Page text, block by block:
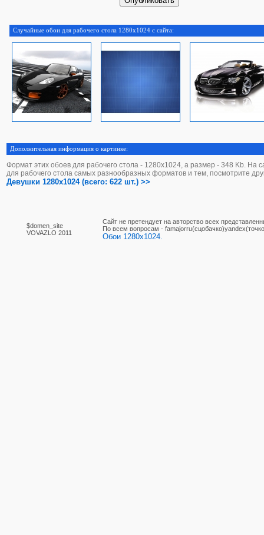
Случайные обои для рабочего стола 1280x1024 с сайта:
Дополнительная информация о картинке:
Формат этих обоев для рабочего стола - 1280х1024, а размер - 348 Kb. На
для рабочего стола самых разнообразных форматов и тем, посмотрите
Девушки 1280x1024 (всего: 622 шт.) >>
$domen_site
VOVAZLO 2011
Сайт не претендует на авторство всех
По вcем вопросам -
Обои 1280x1024.